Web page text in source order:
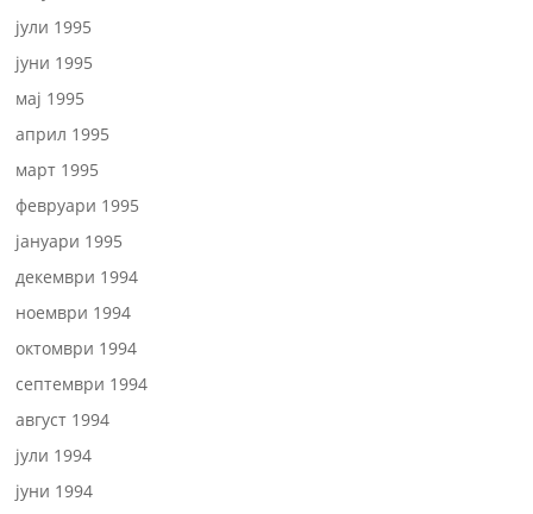
јули 1995
јуни 1995
мај 1995
април 1995
март 1995
февруари 1995
јануари 1995
декември 1994
ноември 1994
октомври 1994
септември 1994
август 1994
јули 1994
јуни 1994